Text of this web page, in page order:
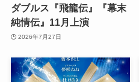
ダブルス『飛龍伝』『幕末
純情伝』11月上演
2026年7月27日